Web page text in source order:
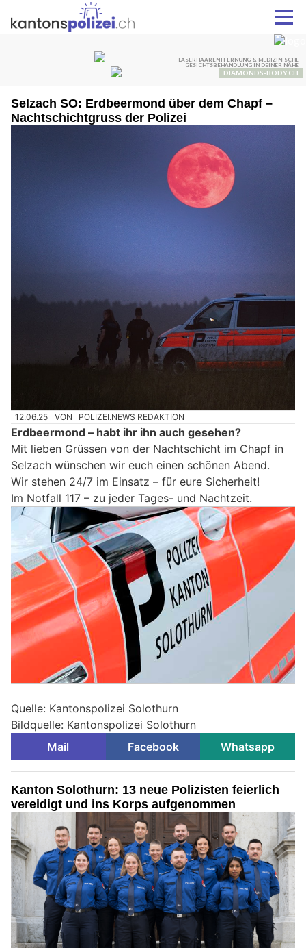
Selzach SO: Erdbeermond über dem Chapf –
Nachtschichtgruss der Polizei
12.06.25 VON POLIZEI.NEWS REDAKTION
Erdbeermond – habt ihr ihn auch gesehen?
Mit lieben Grüssen von der Nachtschicht im Chapf in
Selzach wünschen wir euch einen schönen Abend.
Wir stehen 24/7 im Einsatz – für eure Sicherheit!
Im Notfall 117 – zu jeder Tages- und Nachtzeit.
Quelle: Kantonspolizei Solothurn
Bildquelle: Kantonspolizei Solothurn
Mail
Facebook Whatsapp
Kanton Solothurn: 13 neue Polizisten feierlich
vereidigt und ins Korps aufgenommen